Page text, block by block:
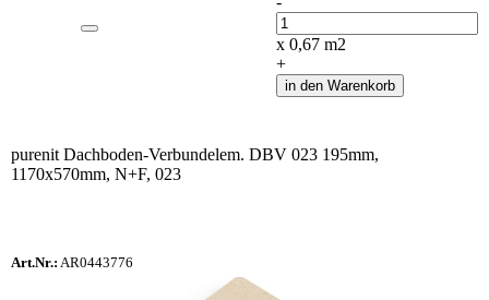
Anzahl
x 0,67 m2
+
in den Warenkorb
purenit Dachboden-Verbundelem. DBV 023 195mm,
1170x570mm, N+F, 023
Art.Nr.: AR0443776